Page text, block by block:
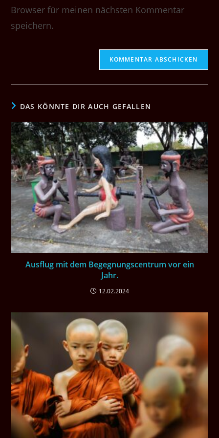
(optional)
Browser für meinen nächsten Kommentar
speichern.
DAS KÖNNTE DIR AUCH GEFALLEN
Ausflug mit dem Begegnungscentrum vor ein
Jahr.
12.02.2024